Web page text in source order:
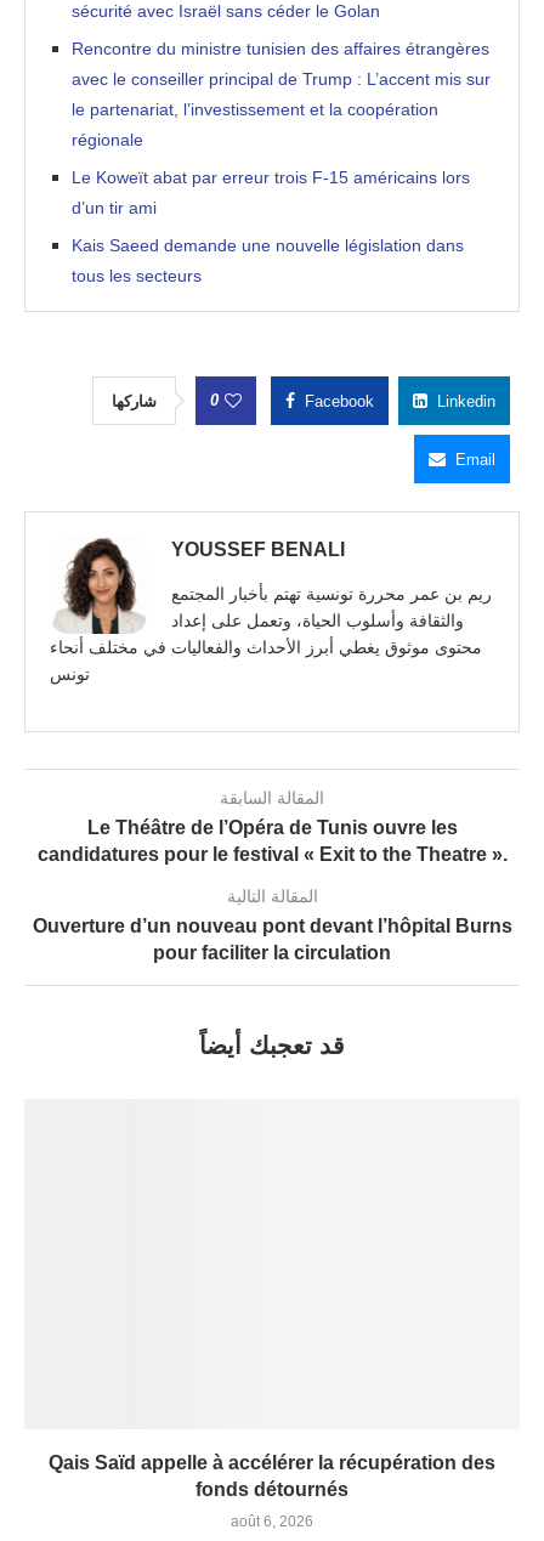
sécurité avec Israël sans céder le Golan
Rencontre du ministre tunisien des affaires étrangères
avec le conseiller principal de Trump : L’accent mis sur
le partenariat, l’investissement et la coopération
régionale
Le Koweït abat par erreur trois F-15 américains lors
d’un tir ami
Kais Saeed demande une nouvelle législation dans
tous les secteurs
شاركها 0 Facebook Linkedin
Email
YOUSSEF BENALI
ريم بن عمر محررة تونسية تهتم بأخبار المجتمع
والثقافة وأسلوب الحياة، وتعمل على إعداد
محتوى موثوق يغطي أبرز الأحداث والفعاليات في مختلف أنحاء
تونس
المقالة السابقة
Le Théâtre de l’Opéra de Tunis ouvre les
candidatures pour le festival « Exit to the Theatre ».
المقالة التالية
Ouverture d’un nouveau pont devant l’hôpital Burns
pour faciliter la circulation
قد تعجبك أيضاً
Qais Saïd appelle à accélérer la récupération des
fonds détournés
août 6, 2026